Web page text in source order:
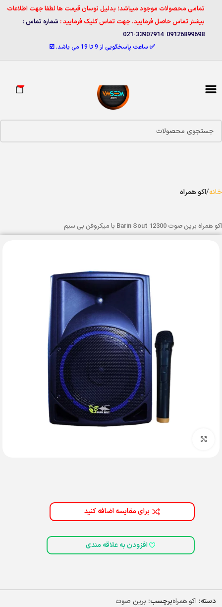
تمامی محصولات موجود میباشد؛ بدلیل نوسان قیمت ها لطفا جهت اطلاعات
بیشتر تماس حاصل فرمایید. جهت تماس کلیک فرمایید : شماره تماس :
09126899698 33907914-021
✅ ساعت پاسخگویی از 9 تا 19 می باشد. ☑️
0
خانه اکو همراه
اکو همراه برین صوت 12300 Barin Sout با میکروفن بی سیم
برای مقایسه اضافه کنید
افزودن به علاقه مندی
دسته: اکو همراهبرچسب: برین صوت